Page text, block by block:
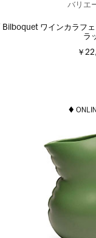
バリエ
Bilboquet ワインカラフ
ラ
￥